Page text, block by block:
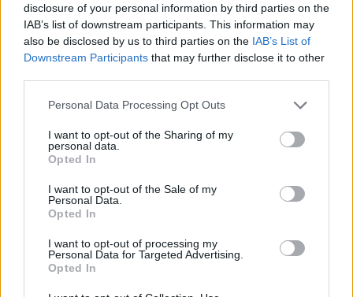
disclosure of your personal information by third parties on the
IAB’s list of downstream participants. This information may
also be disclosed by us to third parties on the IAB’s List of
Downstream Participants that may further disclose it to other
Personal Data Processing Opt Outs
I want to opt-out of the Sharing of my
personal data.
Opted In
I want to opt-out of the Sale of my
Personal Data.
Opted In
I want to opt-out of processing my
Personal Data for Targeted Advertising.
Opted In
21:33
Μεσογειακή φώκια έκανε στάση για ξεκούραση στην
παραλία της Αγίας Βάσως στο Τρίκερι
Μεταναστευτικό: Σύλληψη 18χρονου διακινητή για την
ΣΧΕΤΙΚA AΡΘΡΑ